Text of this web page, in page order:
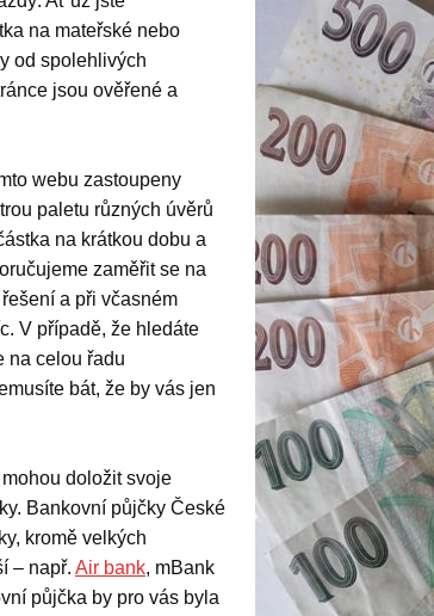
na mateřské nebo
od spolehlivých
jsou ověřené a
webu zastoupeny
paletu různých úvěrů
na krátkou dobu a
zaměřit se na
a při včasném
V případě, že hledáte
na celou řadu
bát, že by vás jen
doložit svoje
Bankovní půjčky České
kromě velkých
– např. Air bank, mBank
půjčka by pro vás byla